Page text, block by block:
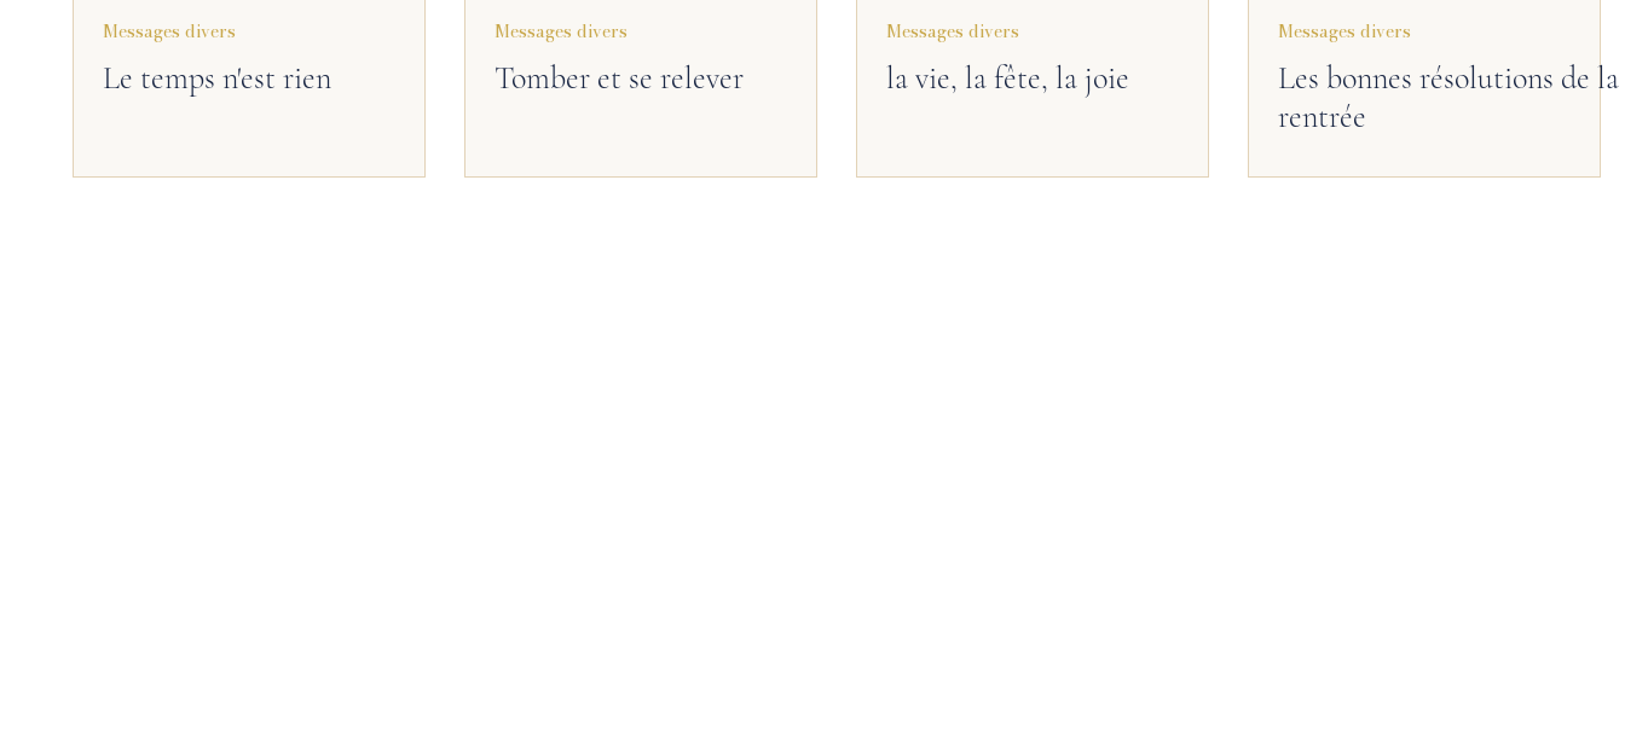
Messages divers
Le temps n'est rien
Messages divers
Tomber et se relever
Messages divers
la vie, la fête, la joie
Messages divers
Les bonnes résolutions de la
rentrée